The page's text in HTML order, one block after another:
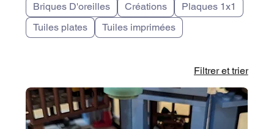
Briques D'oreilles Créations
Plaques 1x1
Tuiles plates
Tuiles imprimées
Filtrer et trier